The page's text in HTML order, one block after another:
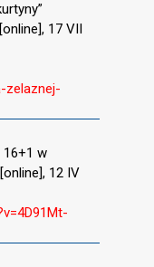
17 VII
zelaznej-
w
12 IV